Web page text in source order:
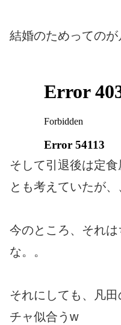
結婚のためってのが
そして引退後は定
とも考えていたが、
今のところ、それ
な。。
それにしても、凡
チャ似合うw